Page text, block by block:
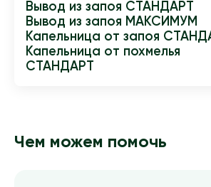
Вывод из запоя СТАНДАРТ
Вывод из запоя МАКСИМУМ
Капельница от запоя
Капельница от похмелья
СТАНДАРТ
Чем можем помочь